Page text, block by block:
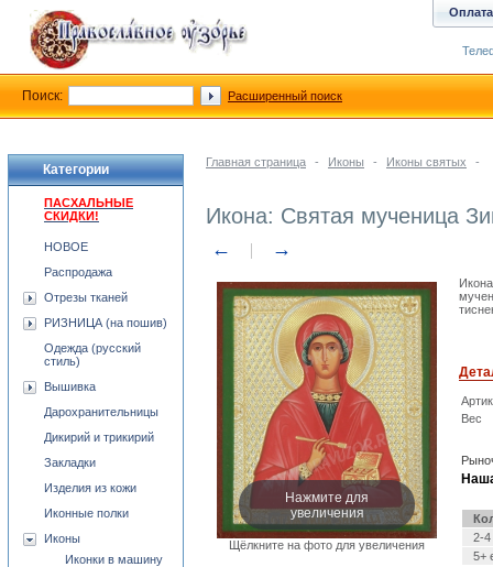
Главная страница - Иконы - Иконы святых -
Икона: Святая мученица
← →
Нажмите для
увеличения
Щёлкните на фото для увеличения
Вес
2-4
5+
Категории
ПАСХАЛЬНЫЕ
СКИДКИ!
НОВОЕ
Распродажа
Отрезы тканей
РИЗНИЦА (на пошив)
Одежда (русский
стиль)
Вышивка
Дарохранительницы
Дикирий и трикирий
Закладки
Изделия из кожи
Иконные полки
Иконы
Иконки в машину
Оплата
Поиск: Расширенный поиск